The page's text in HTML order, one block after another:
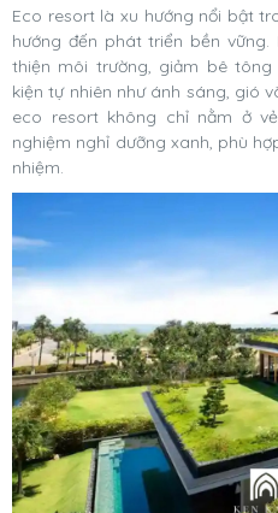
Eco resort là xu hướng nổi bật
hướng đến phát triển bền
thiện môi trường, giảm bê
kiện tự nhiên như ánh sáng, gió
eco resort không chỉ nằm ở
nghiệm nghỉ dưỡng xanh, phù
nhiệm.